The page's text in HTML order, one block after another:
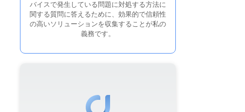
バイスで発生している問題に対処する方法に
関する質問に答えるために、効果的で信頼性
の高いソリューションを収集することが私の
義務です。